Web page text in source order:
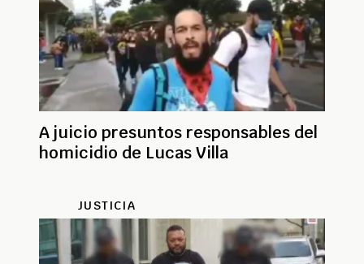
A juicio presuntos responsables del
homicidio de Lucas Villa
JUSTICIA